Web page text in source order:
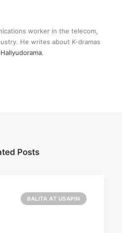
worker in the telecom,
He writes about K-dramas
Hallyudorama.
Posts
BALITA AT USAPIN